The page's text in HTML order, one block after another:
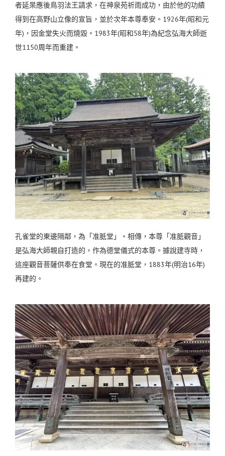
者延杲應後鳥羽法王請求，在神泉苑祈雨成功，由於他的功績
得到在高野山立像的宣旨，並於次年本尊奉安。1926年(昭和元
年)，因金堂失火而燒毀。1983年(昭和58年)為紀念弘海大師逝
世1150周年而重建。
孔雀堂的東邊隔鄰，為「准胝堂」。相傳，本尊「准胝觀音」
是弘海大師親自打造的，作為德堂儀式的本尊。據說建寺時，
這座觀音菩薩供奉在食堂。現在的准胝堂，1883年(明治16年)
再建的。